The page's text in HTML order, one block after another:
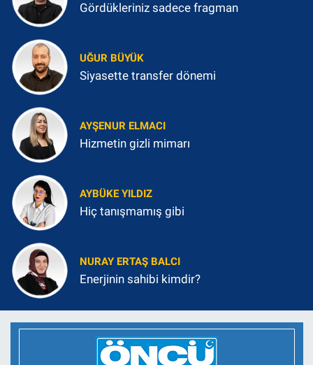
Gördükleriniz sadece fragman
UĞUR BÜYÜK
Siyasette transfer dönemi
AYŞENUR ELMACI
Hizmetin gizli mimarı
AYBÜKE YILDIZ
Hiç tanışmamış gibi
NURAY ERTAŞ BALCI
Enerjinin sahibi kimdir?